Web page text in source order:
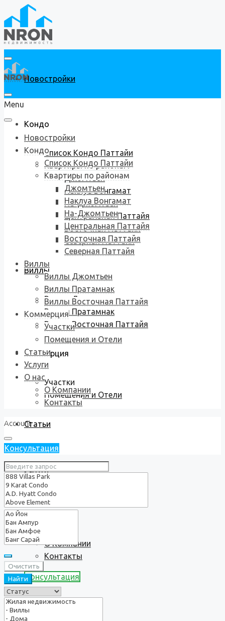
Новостройки
Кондо
Список Кондо Паттайи
Квартиры по районам
Джомтьен
Наклуа Вонгамат
На-Джомтьен
Центральная Паттайя
Восточная Паттайя
Северная Паттайя
Виллы
Виллы Джомтьен
Виллы Пратамнак
Виллы Восточная Паттайя
Коммерция
Участки
Помещения и Отели
Статьи
Услуги
О нас
О Компании
Контакты
Консультация
Menu
Новостройки
Кондо
Список Кондо Паттайи
Квартиры по районам
Джомтьен
Наклуа Вонгамат
На-Джомтьен
Центральная Паттайя
Восточная Паттайя
Северная Паттайя
Виллы
Виллы Джомтьен
Виллы Пратамнак
Виллы Восточная Паттайя
Коммерция
Участки
Помещения и Отели
Статьи
Услуги
О нас
О Компании
Контакты
Account
Консультация
Очистить
Найти